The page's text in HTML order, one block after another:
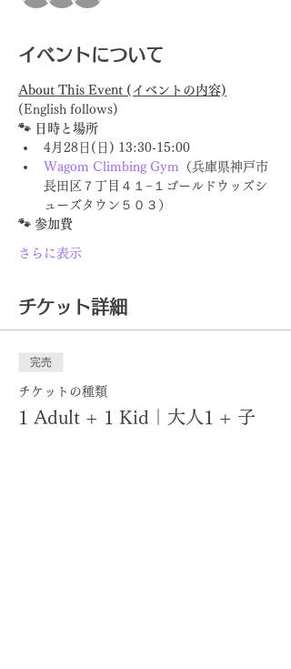
イベントについて
About This Event (イベントの内容)
(English follows)
🐾 日時と場所
4月28日(日) 13:30-15:00
Wagom Climbing Gym （兵庫県神戸市
長田区７丁目４１−１ゴールドウッズシ
ューズタウン５０３）
🐾 参加費
さらに表示
チケット詳細
完売
チケットの種類
1 Adult + 1 Kid｜大人1 + 子